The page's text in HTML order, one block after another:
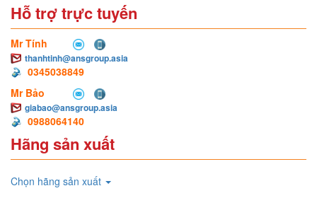
Hỗ trợ trực tuyến
Mr Tính
thanhtinh@ansgroup.asia
0345038849
Mr Bảo
giabao@ansgroup.asia
0988064140
Hãng sản xuất
Chọn hãng sản xuất